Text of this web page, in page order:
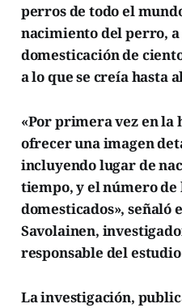
perros de todo el
nacimiento del perro,
domesticación de
a lo que se creía hasta
«Por primera vez en la
ofrecer una imagen
incluyendo lugar de
tiempo, y el número de
domesticados», señaló
Savolainen,
responsable del
La investigación,